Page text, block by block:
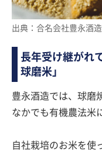
出典：合名会社豊永酒
長年受け継がれ
球磨米」
豊永酒造では、球磨
なかでも有機農法米
自社栽培のお米を使